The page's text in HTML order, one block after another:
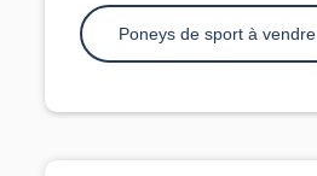
Poneys de sport à vendre